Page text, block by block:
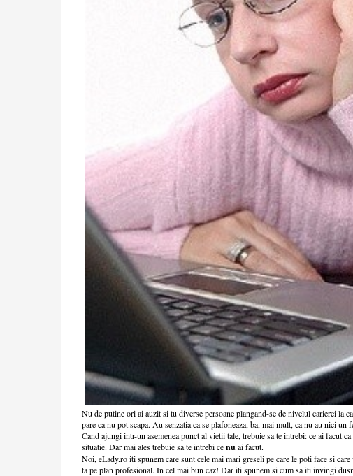
Nu de putine ori ai auzit si tu diverse persoane plangand-se de nivelul carierei la
pare ca nu pot scapa. Au senzatia ca se plafoneaza, ba, mai mult, ca nu au nici un
Cand ajungi intr-un asemenea punct al vietii tale, trebuie sa te intrebi: ce ai facut
situatie. Dar mai ales trebuie sa te intrebi cenuai facut.
Noi, eLady.ro iti spunem care sunt cele mai mari greseli pe care le poti face si
ta pe plan profesional. In cel mai bun caz! Dar iti spunem si cum sa iti invingi